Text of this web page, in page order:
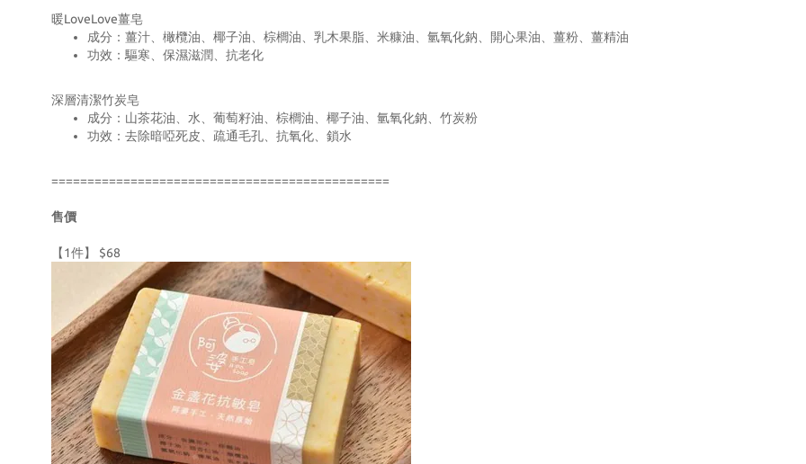
暖LoveLove薑皂
成分：薑汁、橄欖油、椰子油、棕櫚油、乳木果脂、米糠油、氫氧化鈉、開心果油、薑粉、薑精油
功效：驅寒、保濕滋潤、抗老化
深層清潔竹炭皂
成分：山茶花油、水、葡萄籽油、棕櫚油、椰子油、氫氧化鈉、竹炭粉
功效：去除暗啞死皮、疏通毛孔、抗氧化、鎖水
===============================================
售價
【1件】 $68